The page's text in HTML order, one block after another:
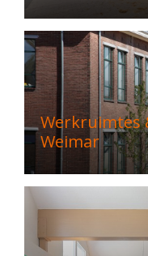
Werkruimtes
Weimar